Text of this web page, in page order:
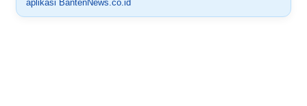
aplikasi BantenNews.co.id